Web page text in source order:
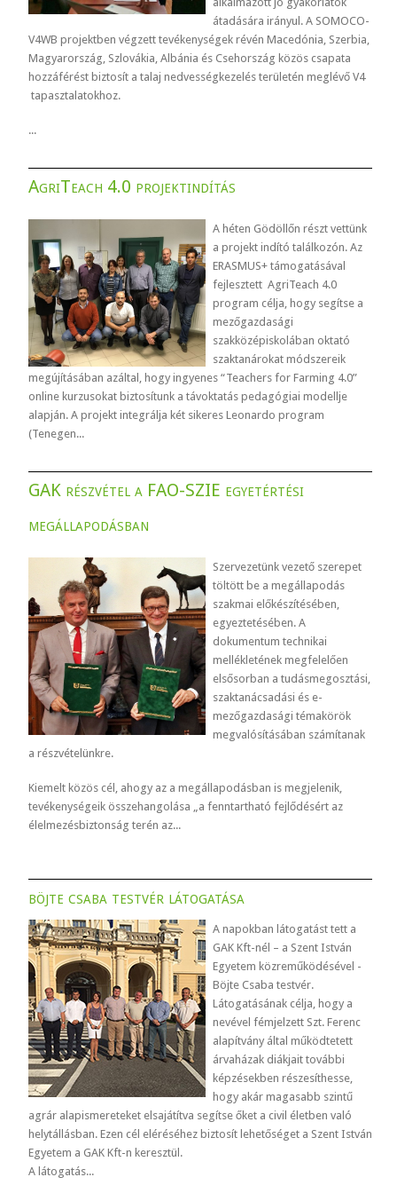
átadására irányul. A SOMOCO-
V4WB projektben végzett tevékenységek révén Macedónia, Szerbia,
Magyarország, Szlovákia, Albánia és Csehország közös csapata
hozzáférést biztosít a talaj nedvességkezelés területén meglévő V4
tapasztalatokhoz.
...
AgriTeach 4.0 projektindítás
A héten Gödöllőn részt vettünk
a projekt indító találkozón. Az
ERASMUS+ támogatásával
fejlesztett AgriTeach 4.0
program célja, hogy segítse a
mezőgazdasági
szakközépiskolában oktató
szaktanárokat módszereik
megújításában azáltal, hogy ingyenes “Teachers for Farming 4.0”
online kurzusokat biztosítunk a távoktatás pedagógiai modellje
alapján. A projekt integrálja két sikeres Leonardo program
(Tenegen...
GAK részvétel a FAO-SZIE egyetértési
megállapodásban
Szervezetünk vezető szerepet
töltött be a megállapodás
szakmai előkészítésében,
egyeztetésében. A
dokumentum technikai
mellékletének megfelelően
elsősorban a tudásmegosztási,
szaktanácsadási és e-
mezőgazdasági témakörök
megvalósításában számítanak
a részvételünkre.
Kiemelt közös cél, ahogy az a megállapodásban is megjelenik,
tevékenységeik összehangolása „a fenntartható fejlődésért az
élelmezésbiztonság terén az...
böjte csaba testvér látogatása
A napokban látogatást tett a
GAK Kft-nél – a Szent István
Egyetem közreműködésével -
Böjte Csaba testvér.
Látogatásának célja, hogy a
nevével fémjelzett Szt. Ferenc
alapítvány által működtetett
árvaházak diákjait további
képzésekben részesíthesse,
hogy akár magasabb szintű
agrár alapismereteket elsajátítva segítse őket a civil életben való
helytállásban. Ezen cél eléréséhez biztosít lehetőséget a Szent István
Egyetem a GAK Kft-n keresztül.
A látogatás...